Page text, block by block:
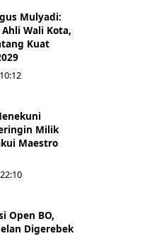
Mulyadi:
Wali Kota,
Kuat
Milik
Maestro
Open BO,
Digerebek